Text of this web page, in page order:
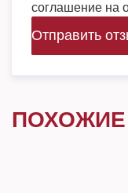
соглашение на
Отправить